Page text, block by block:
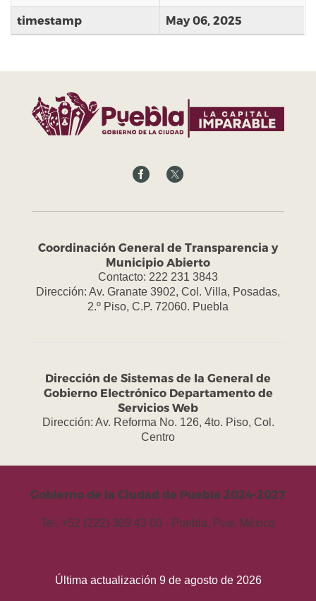
timestamp May 06, 2025
Coordinación General de Transparencia y
Municipio Abierto
Contacto: 222 231 3843
Dirección: Av. Granate 3902, Col. Villa, Posadas,
2.º Piso, C.P. 72060. Puebla
Dirección de Sistemas de la General de
Gobierno Electrónico Departamento de
Servicios Web
Dirección: Av. Reforma No. 126, 4to. Piso, Col.
Centro
Gobierno de la Ciudad de Puebla 2024-2027
Tel. +52 (222) 309 43 00 - Puebla, Pue. México
Última actualización 9 de agosto de 2026